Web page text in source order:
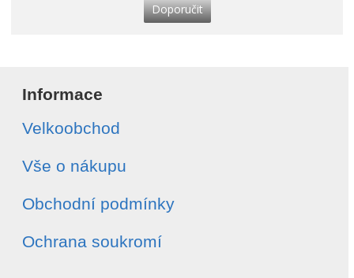
Doporučit
Informace
Velkoobchod
Vše o nákupu
Obchodní podmínky
Ochrana soukromí